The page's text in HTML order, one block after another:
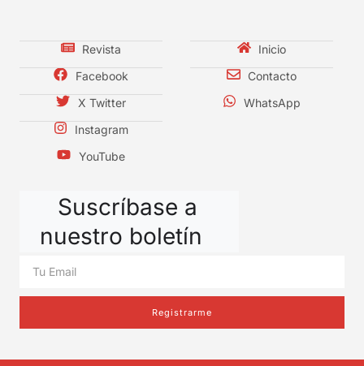
Revista
Facebook
X Twitter
Instagram
YouTube
Inicio
Contacto
WhatsApp
Suscríbase a
nuestro boletín
Registrarme